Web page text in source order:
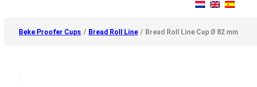
Beke Proofer Cups / Bread Roll Line / Bread Roll Line Cup Ø 82 mm